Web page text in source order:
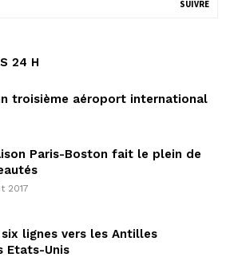
SUIVRE
24 H
troisième aéroport international
Paris-Boston fait le plein de
2017
lignes vers les Antilles
Etats-Unis